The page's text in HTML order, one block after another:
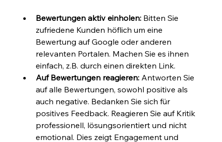
Bewertungen aktiv einholen: Bitten Sie
zufriedene Kunden höflich um eine
Bewertung auf Google oder anderen
relevanten Portalen. Machen Sie es ihnen
einfach, z.B. durch einen direkten Link.
Auf Bewertungen reagieren: Antworten Sie
auf alle Bewertungen, sowohl positive als
auch negative. Bedanken Sie sich für
positives Feedback. Reagieren Sie auf Kritik
professionell, lösungsorientiert und nicht
emotional. Dies zeigt Engagement und